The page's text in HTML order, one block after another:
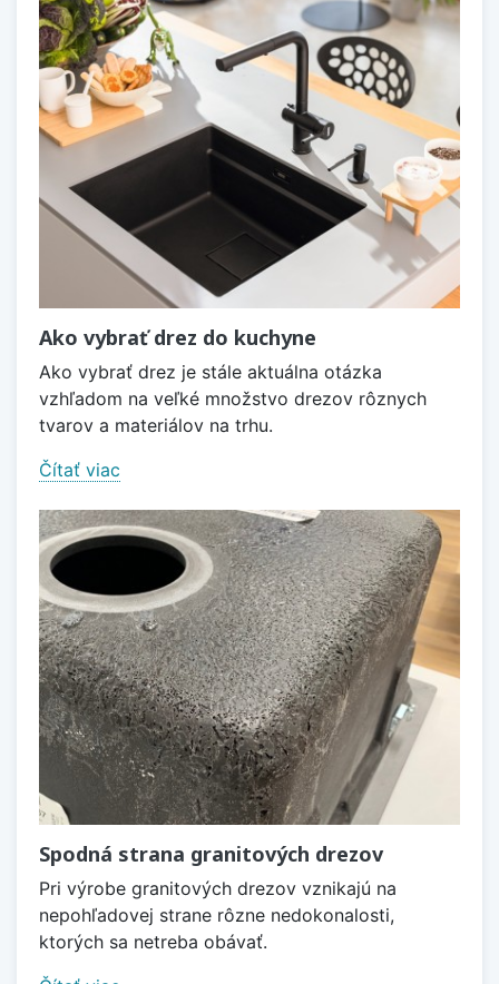
Ako vybrať drez do kuchyne
Ako vybrať drez je stále aktuálna otázka
vzhľadom na veľké množstvo drezov rôznych
tvarov a materiálov na trhu.
Čítať viac
Spodná strana granitových drezov
Pri výrobe granitových drezov vznikajú na
nepohľadovej strane rôzne nedokonalosti,
ktorých sa netreba obávať.